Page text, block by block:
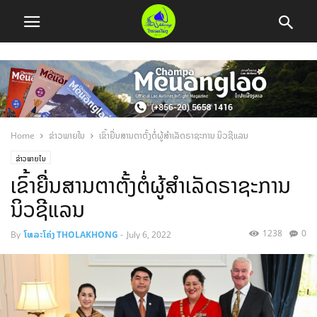
Home ຂ່າວພາຍໃນ ເຂົ້າຍື່ນສານຕາຕັ້ງຕໍ່ຜູ້ສຳເລັດຣາຊະການ ນິວຊີແລນ
ຂ່າວພາຍໃນ
ເຂົ້າຍື່ນສານຕາຕັ້ງຕໍ່ຜູ້ສຳເລັດຣາຊະການ
ນິວຊີແລນ
By ໂທລະໂຄ່ງ THOLAKHONG - July 6, 2022 0
1238